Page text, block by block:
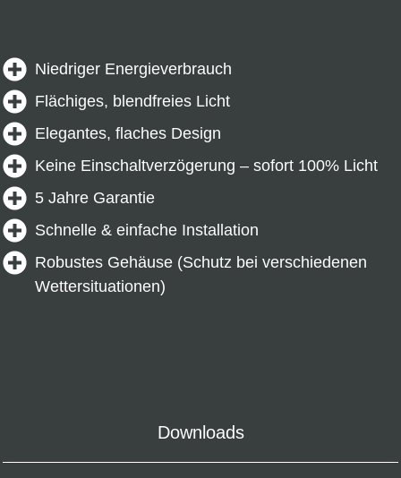
Niedriger Energieverbrauch
Flächiges, blendfreies Licht
Elegantes, flaches Design
Keine Einschaltverzögerung – sofort 100% Licht
5 Jahre Garantie
Schnelle & einfache Installation
Robustes Gehäuse (Schutz bei verschiedenen
Wettersituationen)
Downloads